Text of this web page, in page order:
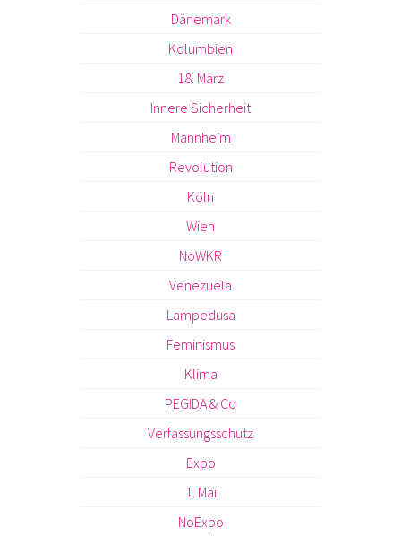
Dänemark
Kolumbien
18. März
Innere Sicherheit
Mannheim
Revolution
Köln
Wien
NoWKR
Venezuela
Lampedusa
Feminismus
Klima
PEGIDA & Co
Verfassungsschutz
Expo
1. Mai
NoExpo